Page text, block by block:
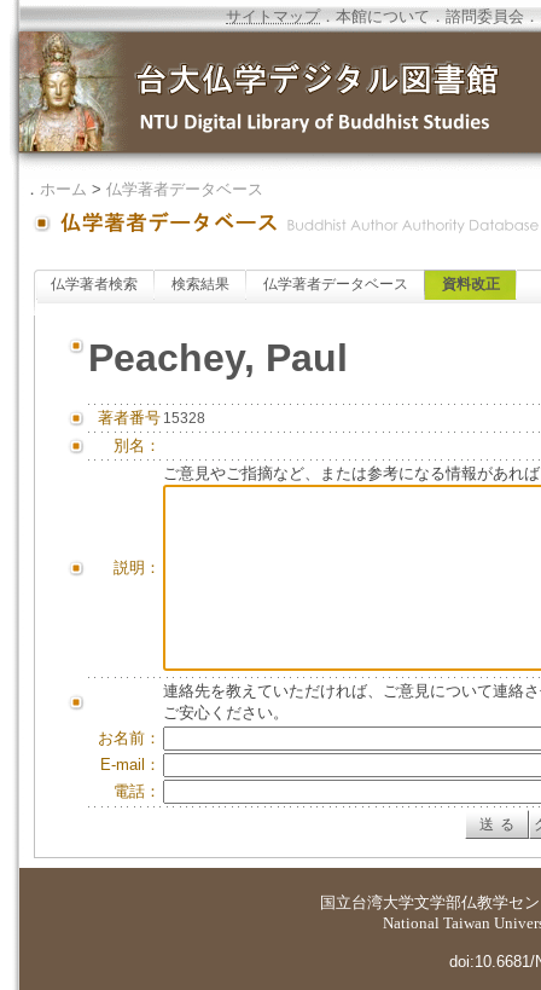
サイトマップ．本館について ．諮問委員会 ．
． ホーム > 仏学著者データベース
仏学著者検索 検索結果 仏学著者データベース 資料改正
Peachey, Paul
著者番号 15328
別名：
説明：
ご意見やご指摘など、または参考になる情報があれ
連絡先を教えていただければ、ご意見について連絡
ご安心ください。
お名前：
E-mail：
電話：
国立台湾大学文学部仏教学セ
National Taiwan
doi:10.6681/